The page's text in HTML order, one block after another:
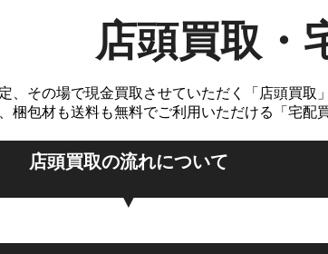
店頭買取・
、その場で現金買取させていただく「店頭買取」
梱包材も送料も無料でご利用いただける「宅
店頭買取の流れについて